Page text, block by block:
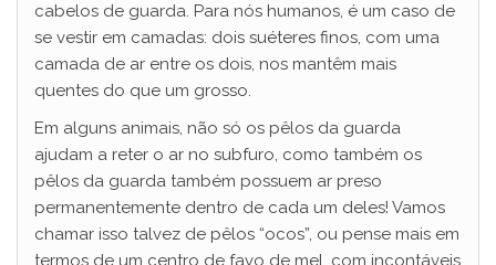
cabelos de guarda. Para nós humanos, é um caso de
se vestir em camadas: dois suéteres finos, com uma
camada de ar entre os dois, nos mantêm mais
quentes do que um grosso.
Em alguns animais, não só os pêlos da guarda
ajudam a reter o ar no subfuro, como também os
pêlos da guarda também possuem ar preso
permanentemente dentro de cada um deles! Vamos
chamar isso talvez de pêlos “ocos”, ou pense mais em